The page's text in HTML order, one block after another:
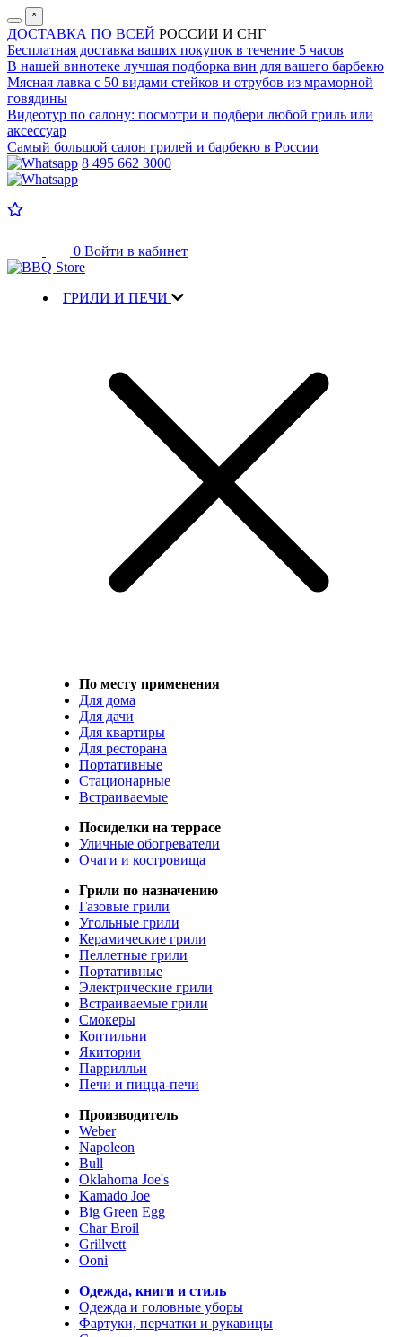
˟
ДОСТАВКА ПО ВСЕЙ РОССИИ И СНГ
Бесплатная доставка ваших покупок в течение 5 часов
В нашей винотеке лучшая подборка вин для вашего барбекю
Мясная лавка с 50 видами стейков и отрубов из мраморной
говядины
Видеотур по салону: посмотри и подбери любой гриль или
аксессуар
Самый большой салон грилей и барбекю в России
8 495 662 3000
0 Войти в кабинет
ГРИЛИ И ПЕЧИ
По месту применения
Для дома
Для дачи
Для квартиры
Для ресторана
Портативные
Стационарные
Встраиваемые
Посиделки на террасе
Уличные обогреватели
Очаги и костровища
Грили по назначению
Газовые грили
Угольные грили
Керамические грили
Пеллетные грили
Портативные
Электрические грили
Встраиваемые грили
Смокеры
Коптильни
Якитории
Паррилльи
Печи и пицца-печи
Производитель
Weber
Napoleon
Bull
Oklahoma Joe's
Kamado Joe
Big Green Egg
Char Broil
Grillvett
Ooni
Одежда, книги и стиль
Одежда и головные уборы
Фартуки, перчатки и рукавицы